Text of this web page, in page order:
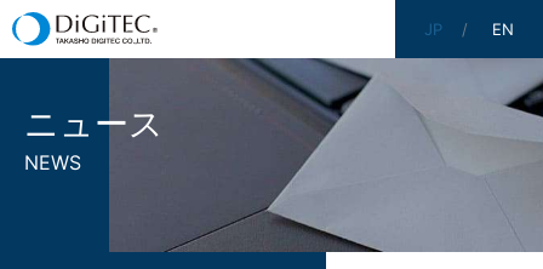
JP EN
ニュース
NEWS